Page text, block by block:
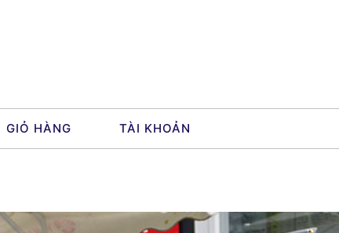
GIỎ HÀNG TÀI KHOẢN